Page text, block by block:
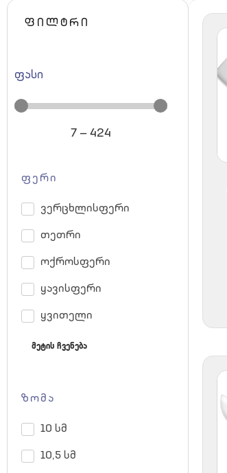
ფილტრი
ფასი
7—424
ფერი
ვერცხლისფერი
თეთრი
ოქროსფერი
ყავისფერი
ყვითელი
მეტის ჩვენება
ზომა
10 სმ
10,5 სმ